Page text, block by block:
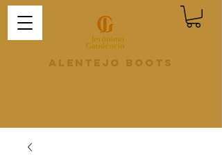
Alentejo Boots